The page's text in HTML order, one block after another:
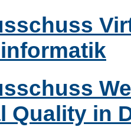
Quality in